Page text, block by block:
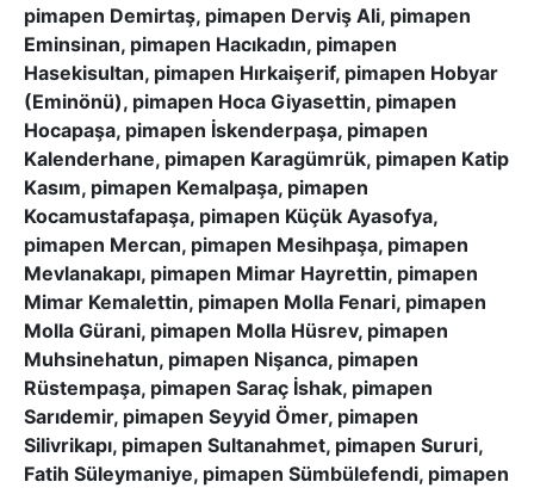
pimapen Demirtaş, pimapen Derviş Ali, pimapen
Eminsinan, pimapen Hacıkadın, pimapen
Hasekisultan, pimapen Hırkaişerif, pimapen Hobyar
(Eminönü), pimapen Hoca Giyasettin, pimapen
Hocapaşa, pimapen İskenderpaşa, pimapen
Kalenderhane, pimapen Karagümrük, pimapen Katip
Kasım, pimapen Kemalpaşa, pimapen
Kocamustafapaşa, pimapen Küçük Ayasofya,
pimapen Mercan, pimapen Mesihpaşa, pimapen
Mevlanakapı, pimapen Mimar Hayrettin, pimapen
Mimar Kemalettin, pimapen Molla Fenari, pimapen
Molla Gürani, pimapen Molla Hüsrev, pimapen
Muhsinehatun, pimapen Nişanca, pimapen
Rüstempaşa, pimapen Saraç İshak, pimapen
Sarıdemir, pimapen Seyyid Ömer, pimapen
Silivrikapı, pimapen Sultanahmet, pimapen Sururi,
Fatih Süleymaniye, pimapen Sümbülefendi, pimapen